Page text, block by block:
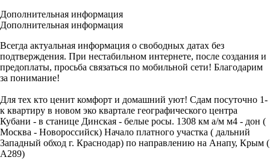
Дополнительная информация
Дополнительная информация
Всегда актуальная информация о свободных датах без
подтверждения. При нестабильном интернете, после создания и
предоплаты, просьба связаться по мобильной сети! Благодарим
за понимание!
Для тех кто ценит комфорт и домашний уют! Сдам посуточно 1-
к квартиру в новом эко квартале географического центра
Кубани - в станице Динская - белые росы. 1308 км а/м м4 - дон (
Москва - Новороссийск) Начало платного участка ( дальний
Западный обход г. Краснодар) по направлению на Анапу, Крым (
А289)